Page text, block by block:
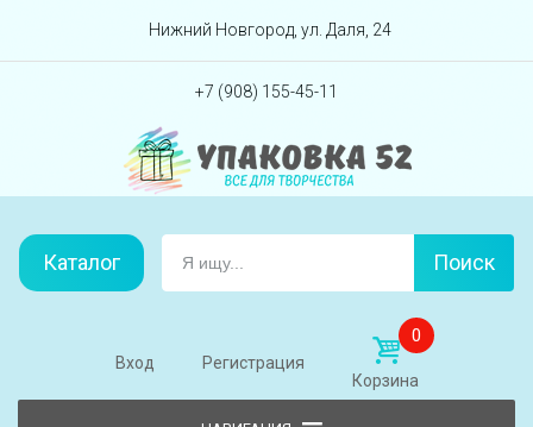
Перейти вниз
Нижний Новгород, ул. Даля, 24
+7 (908) 155-45-11
Каталог Поиск
Вход Регистрация
0
Корзина